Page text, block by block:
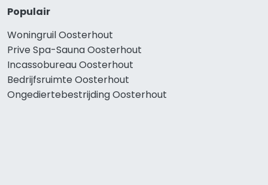
Populair
Woningruil Oosterhout
Prive Spa-Sauna Oosterhout
Incassobureau Oosterhout
Bedrijfsruimte Oosterhout
Ongediertebestrijding Oosterhout